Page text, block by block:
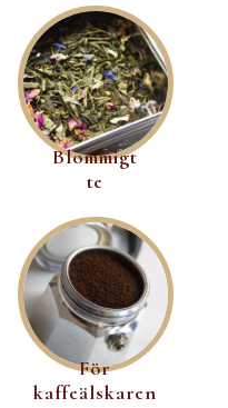
Blommigt
te
För
kaffeälskaren